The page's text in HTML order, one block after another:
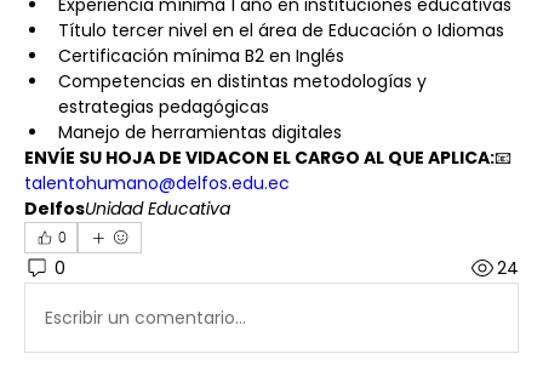
Experiencia mínima 1 año en instituciones educativas
Título tercer nivel en el área de Educación o Idiomas
Certificación mínima B2 en Inglés
Competencias en distintas metodologías y
estrategias pedagógicas
Manejo de herramientas digitales
ENVÍE SU HOJA DE VIDACON EL CARGO AL QUE APLICA:
talentohumano@delfos.edu.ec
DelfosUnidad Educativa
0
0 24
Escribir un comentario...